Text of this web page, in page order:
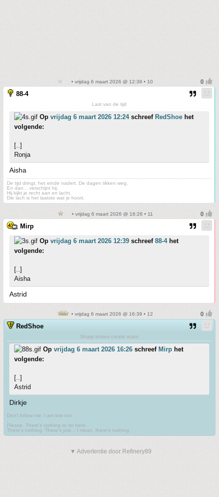
• vrijdag 6 maart 2026 @ 12:39 • 10
88-4
Last van de tijd
Op vrijdag 6 maart 2026 12:24schreef RedShoe het
volgende:
[..]
Ronja
Aisha
De tijd dringt, het einde nadert. De dagen tikken weg.
En dan... verschijnt hij.
Hij kijkt je recht aan en lacht.
Die lach is het laatste wat je hoort.
• vrijdag 6 maart 2026 @ 16:26 • 11
Mirp
Op vrijdag 6 maart 2026 12:39 schreef 88-4het
volgende:
[..]
Aisha
Astrid
• vrijdag 6 maart 2026 @ 16:39 • 12
RedShoe
Sharp knives create scars
Op vrijdag 6 maart 2026 16:26 schreef Mirp het
volgende:
[..]
Astrid
Dirkje
Don't follow me. I am lost too
Please. There's nothing to do here.
There's nothing. There's just....I mean, there's nothing.
▼ Advertentie door Refinery89